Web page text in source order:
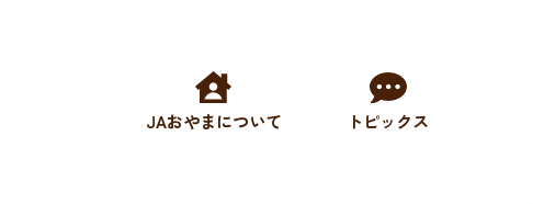
JAおやまについて トピックス